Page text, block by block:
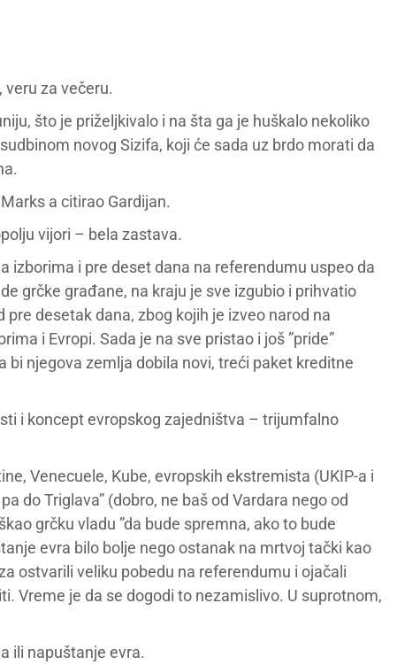
veru za večeru.
što je priželjkivalo i na šta ga je huškalo nekoliko
novog Sizifa, koji će sada uz brdo morati da
a citirao Gardijan.
vijori – bela zastava.
izborima i pre deset dana na referendumu uspeo da
grčke građane, na kraju je sve izgubio i prihvatio
desetak dana, zbog kojih je izveo narod na
i Evropi. Sada je na sve pristao i još ”pride”
njegova zemlja dobila novi, treći paket kreditne
i koncept evropskog zajedništva – trijumfalno
Venecuele, Kube, evropskih ekstremista (UKIP-a i
do Triglava” (dobro, ne baš od Vardara nego od
grčku vladu ”da bude spremna, ako to bude
evra bilo bolje nego ostanak na mrtvoj tački kao
ostvarili veliku pobedu na referendumu i ojačali
Vreme je da se dogodi to nezamislivo. U suprotnom,
ili napuštanje evra.